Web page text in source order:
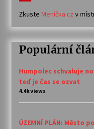
Zkuste Meníčka.cz v
Populární
Humpolec schvaluje
teď je čas se ozvat
4.4k views
ÚZEMNÍ PLÁN: Město